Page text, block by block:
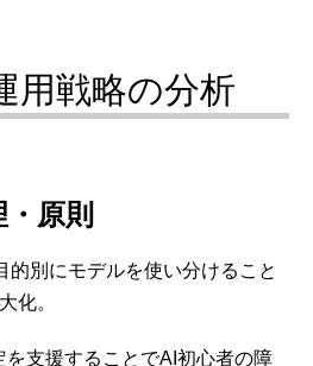
用戦略の分析
原則
的別にモデルを使い分けること
化。
を支援することでAI初心者の障